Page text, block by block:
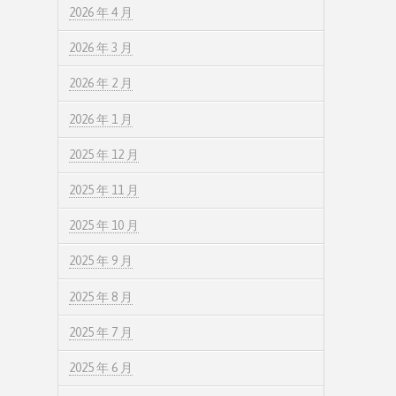
2026 年 4 月
2026 年 3 月
2026 年 2 月
2026 年 1 月
2025 年 12 月
2025 年 11 月
2025 年 10 月
2025 年 9 月
2025 年 8 月
2025 年 7 月
2025 年 6 月